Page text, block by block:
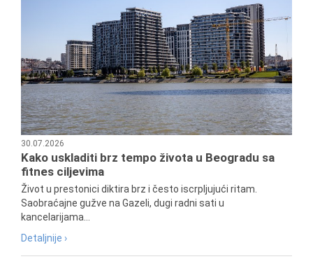
30.07.2026
Kako uskladiti brz tempo života u Beogradu sa
fitnes ciljevima
Život u prestonici diktira brz i često iscrpljujući ritam.
Saobraćajne gužve na Gazeli, dugi radni sati u
kancelarijama...
Detaljnije ›